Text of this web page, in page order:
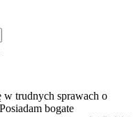
w trudnych sprawach o
bogate